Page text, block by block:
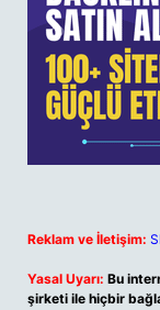
Reklam ve İletişim:
Yasal Uyarı: Bu
şirketi ile hiçbir